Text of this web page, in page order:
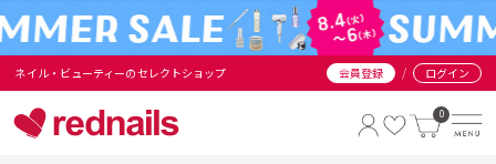
ネイル・ビューティーのセレクトショップ 会員登録 / ログイン
0